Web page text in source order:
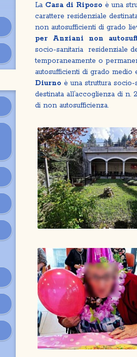
La Casa di Riposo è una
carattere residenziale
non autosufficienti di grado
per Anziani non
socio-sanitaria residenziale
temporaneamente o
autosufficienti di grado
Diurno è una struttura
destinata all’accoglienza di
di non autosufficienza.